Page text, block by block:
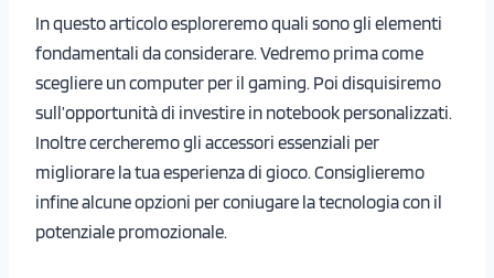
In questo articolo esploreremo quali sono gli elementi
fondamentali da considerare. Vedremo prima come
scegliere un computer per il gaming. Poi disquisiremo
sull’opportunità di investire in notebook personalizzati.
Inoltre cercheremo gli accessori essenziali per
migliorare la tua esperienza di gioco. Consiglieremo
infine alcune opzioni per coniugare la tecnologia con il
potenziale promozionale.